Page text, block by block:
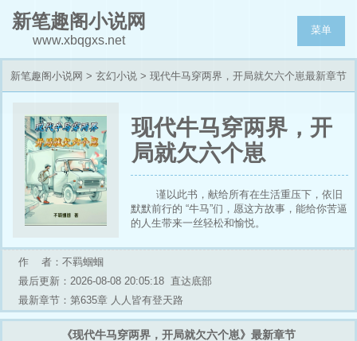
新笔趣阁小说网
www.xbqgxs.net
菜单
新笔趣阁小说网 > 玄幻小说 > 现代牛马穿两界，开局就欠六个崽最新章节
现代牛马穿两界，开
局就欠六个崽
谨以此书，献给所有在生活重压下，依旧
默默前行的 “牛马”们，愿这方故事，能给你苦逼
的人生带来一丝轻松和愉悦。
存款和老婆，只剩下一对儿女和一辆用花呗买的
迫于生计，天寒地冻，他开着破车毅然钻
进风雪里，却不料一头扎进了饥荒遍野的东汉末
年。
车没了，变成一个古怪背包。
想回家？一个名为 “两界牛马互助系统”的
作 者：不羁蝈蝈
最后更新：2026-08-08 20:05:18 直达底部
最新章节：第635章 人人皆有登天路
《现代牛马穿两界，开局就欠六个崽》最新章节